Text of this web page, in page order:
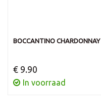
BOCCANTINO
€ 9.90
In voorraad